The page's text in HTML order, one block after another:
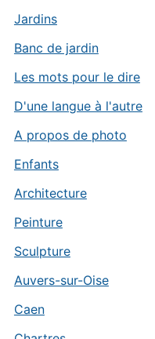
Jardins
Banc de jardin
Les mots pour le dire
D'une langue à l'autre
A propos de photo
Enfants
Architecture
Peinture
Sculpture
Auvers-sur-Oise
Caen